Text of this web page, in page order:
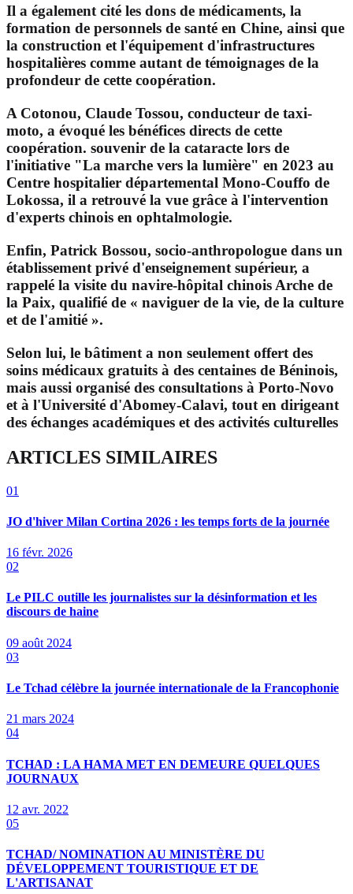
Il a également cité les dons de médicaments, la
formation de personnels de santé en Chine, ainsi que
la construction et l'équipement d'infrastructures
hospitalières comme autant de témoignages de la
profondeur de cette coopération.
A Cotonou, Claude Tossou, conducteur de taxi-
moto, a évoqué les bénéfices directs de cette
coopération. souvenir de la cataracte lors de
l'initiative "La marche vers la lumière" en 2023 au
Centre hospitalier départemental Mono-Couffo de
Lokossa, il a retrouvé la vue grâce à l'intervention
d'experts chinois en ophtalmologie.
Enfin, Patrick Bossou, socio-anthropologue dans un
établissement privé d'enseignement supérieur, a
rappelé la visite du navire-hôpital chinois Arche de
la Paix, qualifié de « naviguer de la vie, de la culture
et de l'amitié ».
Selon lui, le bâtiment a non seulement offert des
soins médicaux gratuits à des centaines de Béninois,
mais aussi organisé des consultations à Porto-Novo
et à l'Université d'Abomey-Calavi, tout en dirigeant
des échanges académiques et des activités culturelles
ARTICLES SIMILAIRES
01
JO d'hiver Milan Cortina 2026 : les temps forts de la journée
16 févr. 2026
02
Le PILC outille les journalistes sur la désinformation et les
discours de haine
09 août 2024
03
Le Tchad célèbre la journée internationale de la Francophonie
21 mars 2024
04
TCHAD : LA HAMA MET EN DEMEURE QUELQUES
JOURNAUX
12 avr. 2022
05
TCHAD/ NOMINATION AU MINISTÈRE DU
DÉVELOPPEMENT TOURISTIQUE ET DE
L'ARTISANAT